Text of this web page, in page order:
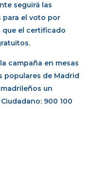
seguirá las
para el voto por
que el certificado
campaña en mesas
populares de Madrid
un
900 100